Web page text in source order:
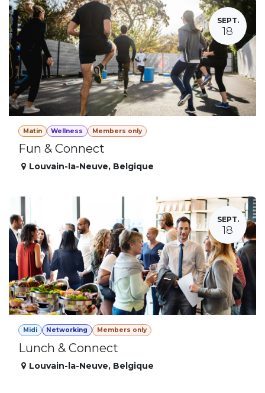
SEPT.
18
Matin Wellness Members only
Fun & Connect
Louvain-la-Neuve, Belgique
SEPT.
18
Midi Networking Members only
Lunch & Connect
Louvain-la-Neuve, Belgique